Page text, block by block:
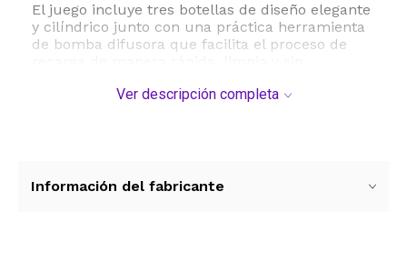
El juego incluye tres botellas de diseño elegante
y cilíndrico junto con una práctica herramienta
de bomba difusora que facilita el proceso de
colonias, aguas de colonia o brumas faciales.
por 8.4 cm de alto
Ver descripción completa
Información del fabricante